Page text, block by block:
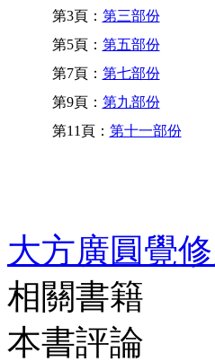
第3頁： 第三部份
第5頁： 第五部份
第7頁： 第七部份
第9頁： 第九部份
第11頁： 第十一部份
大方廣圓覺
相關書籍
本書評論